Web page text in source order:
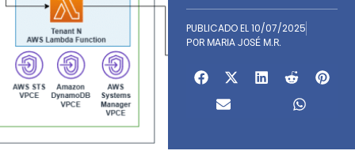
PUBLICADO EL10/07/2025
POR MARIA JOSÉ M.R.